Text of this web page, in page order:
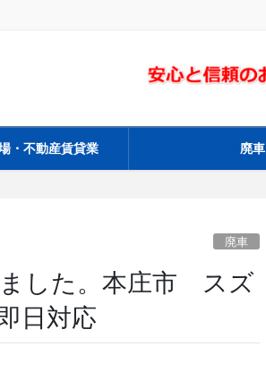
・不動産賃貸業 廃車
廃車
した。本庄市 スズ
日対応